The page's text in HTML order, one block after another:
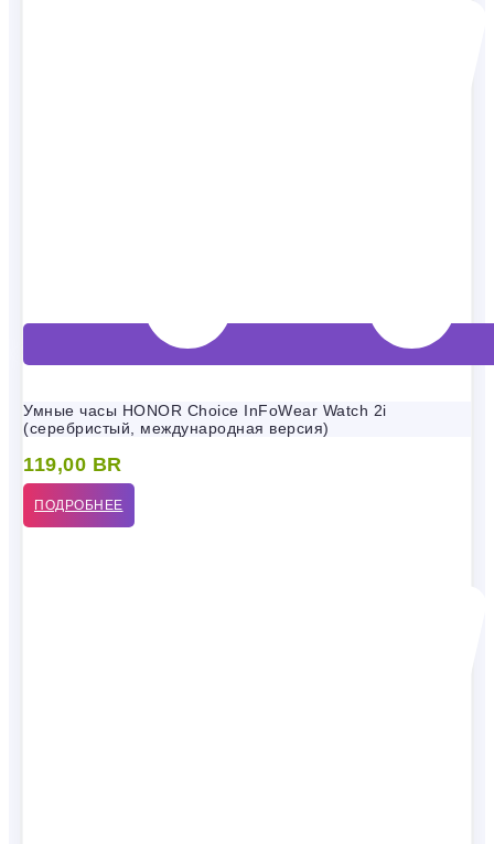
Умные часы HONOR Choice InFoWear Watch 2i
(серебристый, международная версия)
119,00 BR
ПОДРОБНЕЕ